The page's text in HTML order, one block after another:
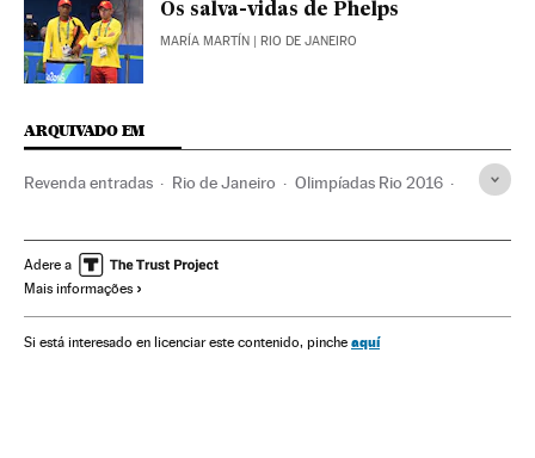
Os salva-vidas de Phelps
MARÍA MARTÍN | RIO DE JANEIRO
ARQUIVADO EM
Revenda entradas Rio de Janeiro Olimpíadas Rio 2016
Jogos Olímpicos Delitos econômicos
Instalações esportivas
América Latina Competições América Esportes
Adere a
Mais informações
Si está interesado en licenciar este contenido, pinche aquí